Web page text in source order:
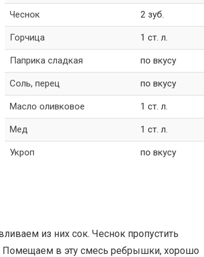
Чеснок 2 зуб.
Горчица 1 ст. л.
Паприка сладкая по вкусу
Соль, перец по вкусу
Масло оливковое 1 ст. л.
Мед 1 ст. л.
Укроп по вкусу
из них сок. Чеснок пропустить
Помещаем в эту смесь ребрышки, хорошо